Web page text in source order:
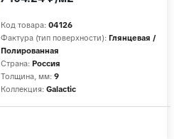
Код товара: 04126
Фактура (тип поверхности): Глянцевая /
Полированная
Страна: Россия
Толщина, мм: 9
Коллекция: Galactic